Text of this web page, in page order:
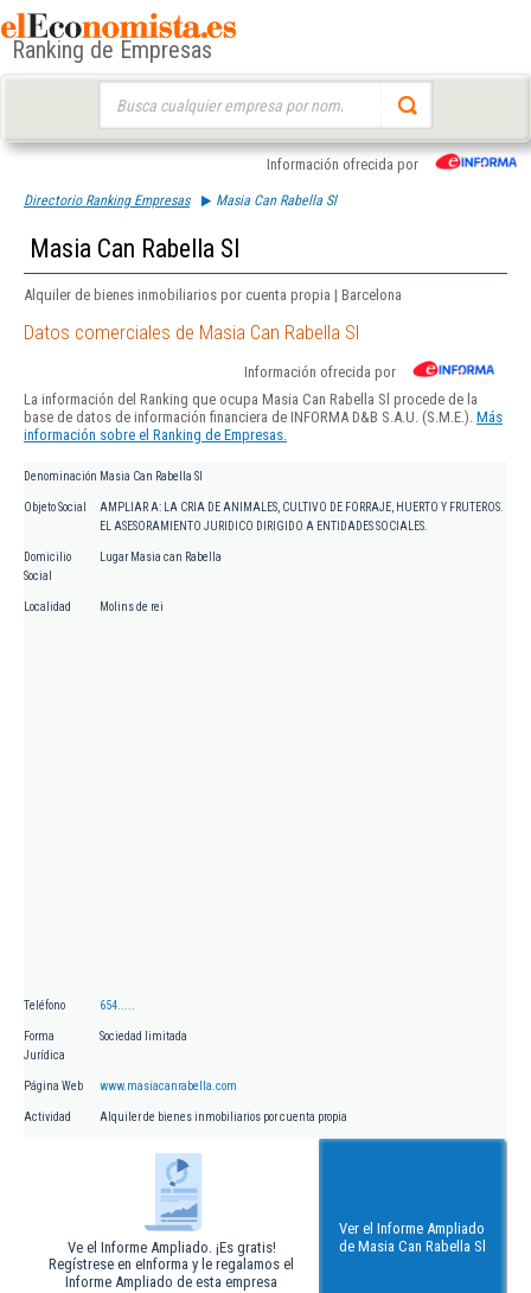
Ranking de Empresas
Información ofrecida por
Directorio Ranking Empresas Masia Can Rabella Sl
Masia Can Rabella Sl
Alquiler de bienes inmobiliarios por cuenta propia | Barcelona
Datos comerciales de Masia Can Rabella Sl
Información ofrecida por
La información del Ranking que ocupa Masia Can Rabella Sl procede de la
base de datos de información financiera de INFORMA D&B S.A.U. (S.M.E.). Más
información sobre el Ranking de Empresas.
Denominación Masia Can Rabella Sl
Objeto Social
AMPLIAR A: LA CRIA DE ANIMALES, CULTIVO DE FORRAJE, HUERTO Y FRUTEROS.
EL ASESORAMIENTO JURIDICO DIRIGIDO A ENTIDADES SOCIALES.
Domicilio
Social
Lugar Masia can Rabella
Localidad Molins de rei
Teléfono 654.....
Forma
Jurídica
Sociedad limitada
Página Web www.masiacanrabella.com
Actividad Alquiler de bienes inmobiliarios por cuenta propia
Ve el Informe Ampliado. ¡Es gratis!
Regístrese en eInforma y le regalamos el
Informe Ampliado de esta empresa
Ver el Informe Ampliado
de Masia Can Rabella Sl